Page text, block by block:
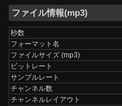
ファイル情報(mp3)
秒数
フォーマット名
ファイルサイズ (mp3)
ビットレート
サンプルレート
チャンネル数
チャンネルレイアウト